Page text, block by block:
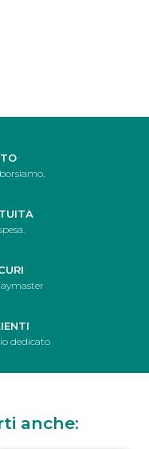
dedicato
anche: